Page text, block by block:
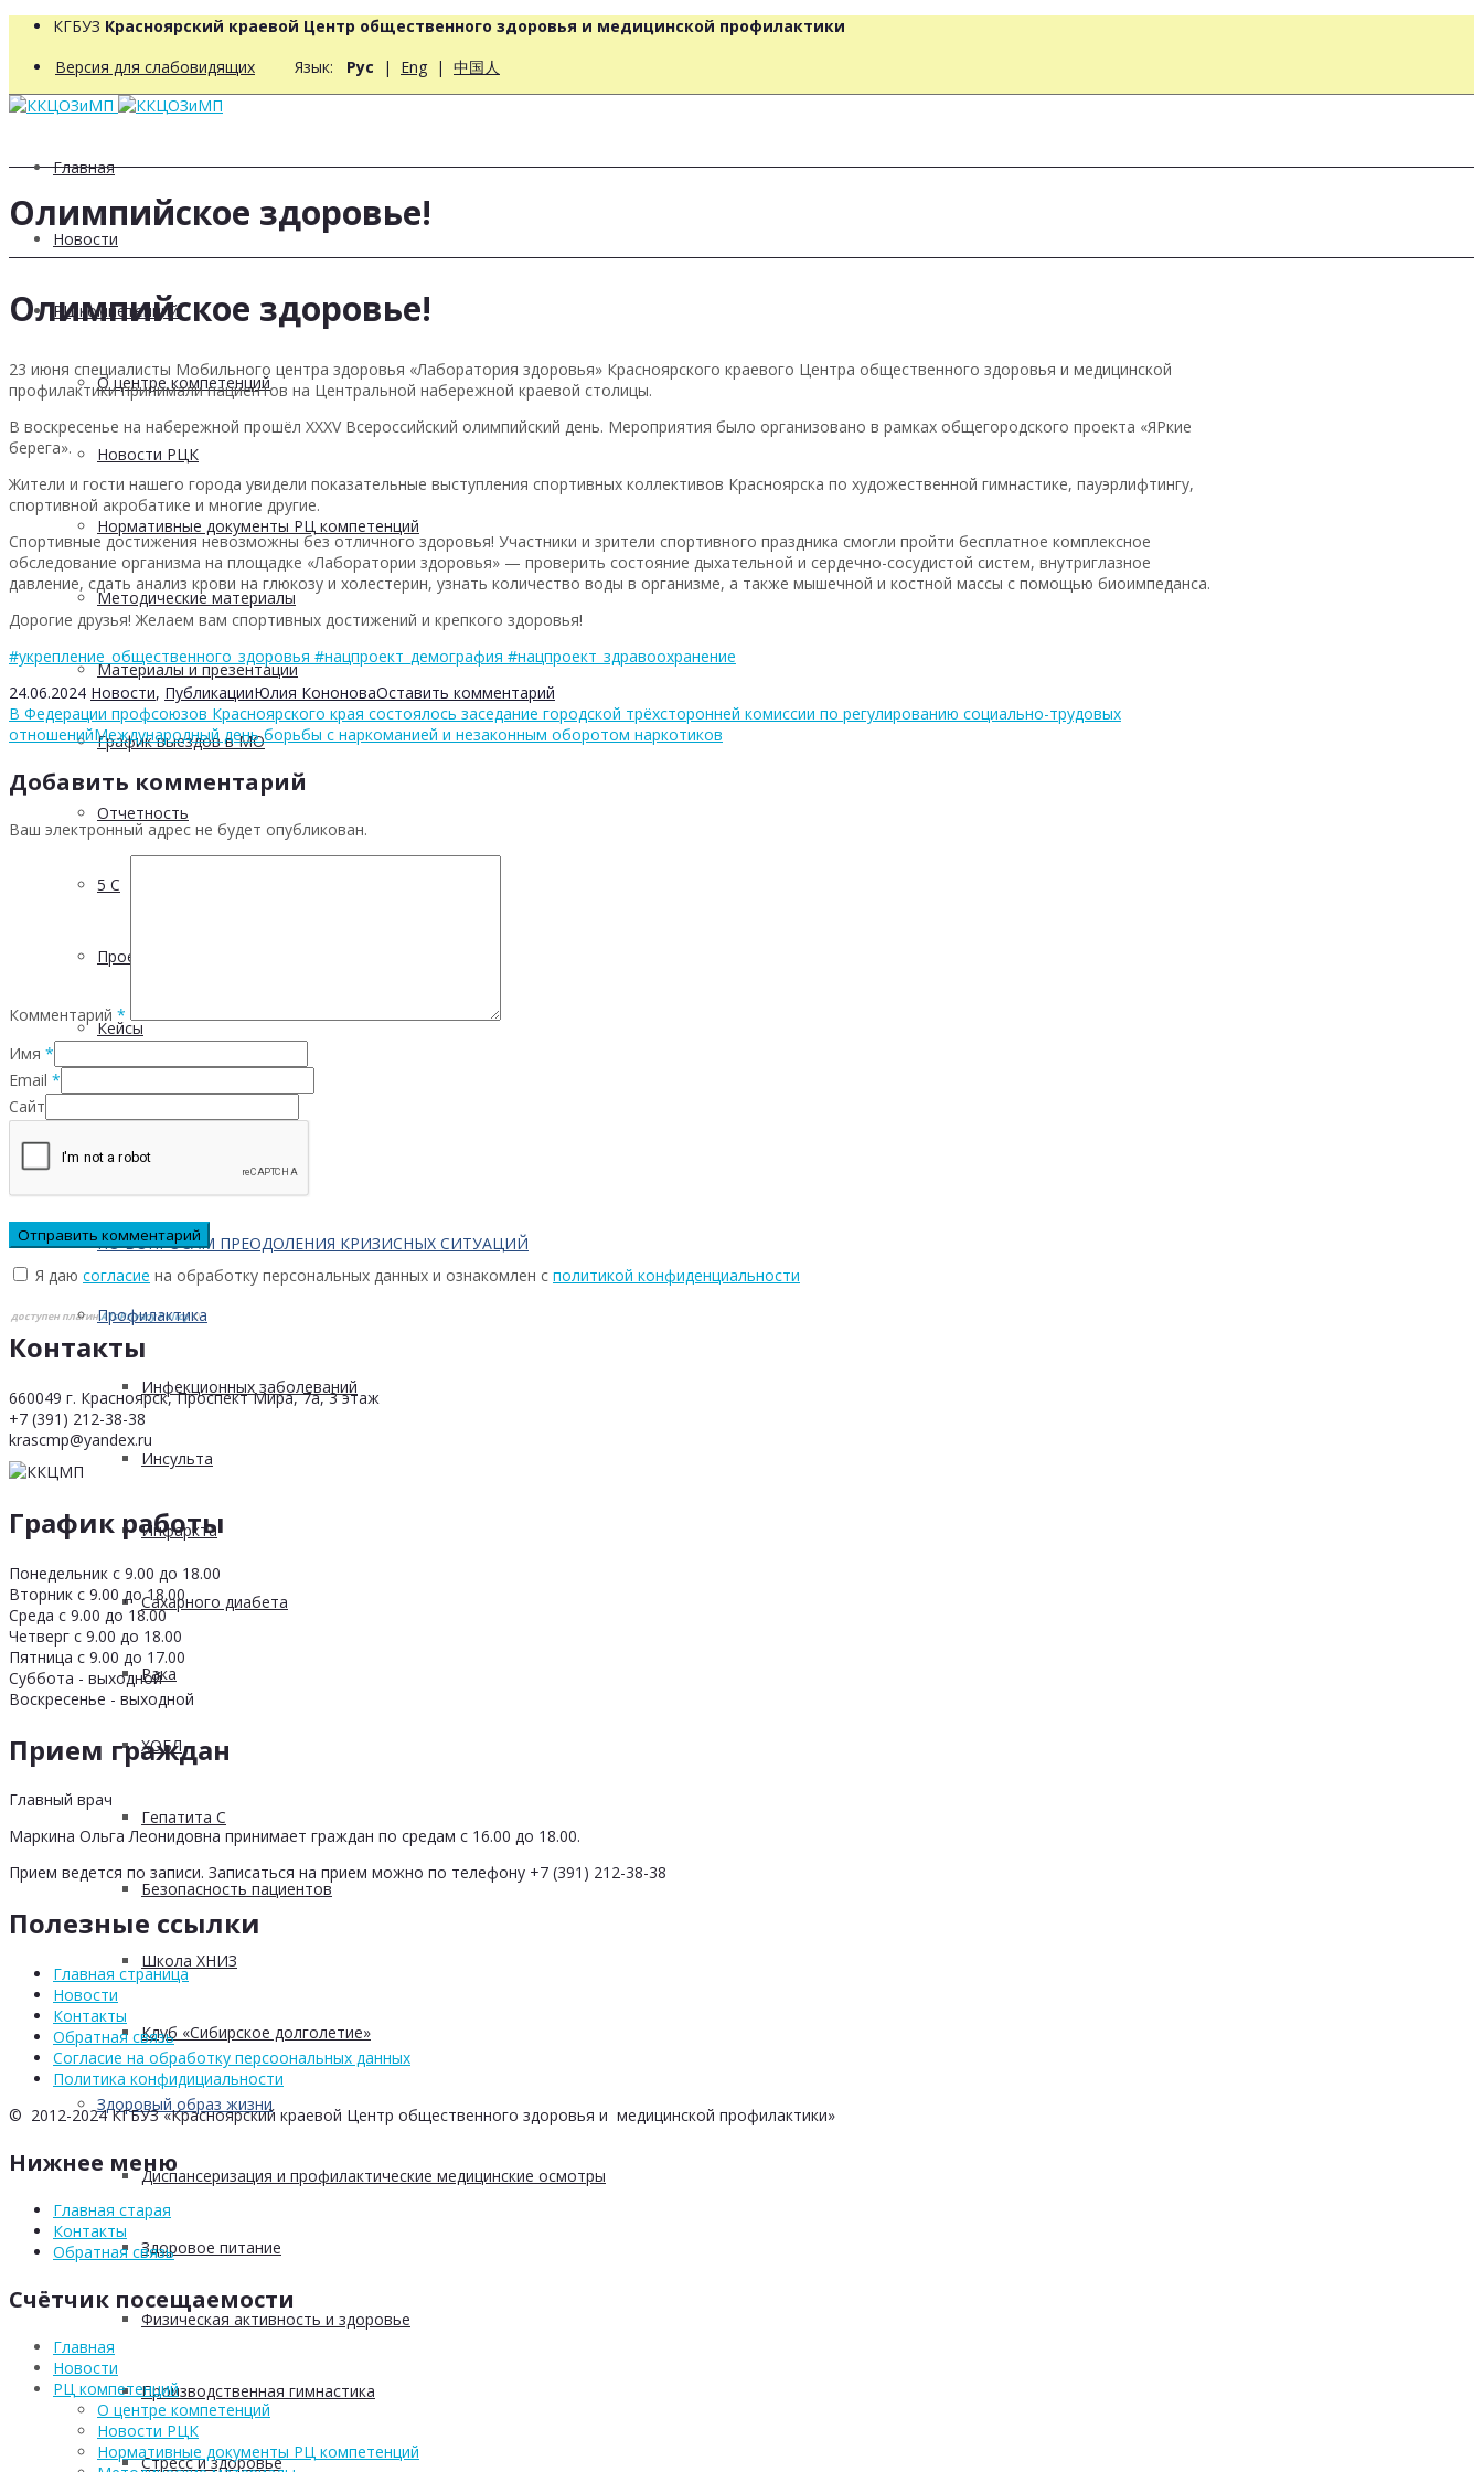
КГБУЗ Красноярский краевой Центр общественного здоровья и медицинской профилактики
Версия для слабовидящих Язык: Рус | Eng | 中国人
Главная
Новости
РЦ компетенций
О центре компетенций
Новости РЦК
Нормативные документы РЦ компетенций
Методические материалы
Материалы и презентации
График выездов в МО
Отчетность
5 С
Проектная деятельность
Кейсы
Контактная информация
ПО ВОПРОСАМ ПРЕОДОЛЕНИЯ КРИЗИСНЫХ СИТУАЦИЙ
Профилактика
Инфекционных заболеваний
Инсульта
Инфаркта
Сахарного диабета
Рака
ХОБЛ
Гепатита С
Безопасность пациентов
Школа ХНИЗ
Клуб «Сибирское долголетие»
Здоровый образ жизни
Диспансеризация и профилактические медицинские осмотры
Здоровое питание
Физическая активность и здоровье
Производственная гимнастика
Стресс и здоровье
Олимпийское здоровье!
Олимпийское здоровье!
23 июня специалисты Мобильного центра здоровья «Лаборатория здоровья» Красноярского краевого Центра общественного здоровья и медицинской
профилактики принимали пациентов на Центральной набережной краевой столицы.
В воскресенье на набережной прошёл XXXV Всероссийский олимпийский день. Мероприятия было организовано в рамках общегородского проекта «ЯРкие
берега».
Жители и гости нашего города увидели показательные выступления спортивных коллективов Красноярска по художественной гимнастике, пауэрлифтингу,
спортивной акробатике и многие другие.
Спортивные достижения невозможны без отличного здоровья! Участники и зрители спортивного праздника смогли пройти бесплатное комплексное
обследование организма на площадке «Лаборатории здоровья» — проверить состояние дыхательной и сердечно-сосудистой систем, внутриглазное
давление, сдать анализ крови на глюкозу и холестерин, узнать количество воды в организме, а также мышечной и костной массы с помощью биоимпеданса.
Дорогие друзья! Желаем вам спортивных достижений и крепкого здоровья!
#укрепление_общественного_здоровья #нацпроект_демография #нацпроект_здравоохранение
24.06.2024 Новости, ПубликацииЮлия КононоваОставить комментарий
В Федерации профсоюзов Красноярского края состоялось заседание городской трёхсторонней комиссии по регулированию социально-трудовых
отношенийМеждународный день борьбы с наркоманией и незаконным оборотом наркотиков
Добавить комментарий
Ваш электронный адрес не будет опубликован.
Комментарий *
Имя *
Email *
Сайт
Я даю согласие на обработку персональных данных и ознакомлен с политикой конфиденциальности
доступен плагинATs Privacy Policy©
Контакты
660049 г. Красноярск, Проспект Мира, 7а, 3 этаж
+7 (391) 212-38-38
krascmp@yandex.ru
График работы
Понедельник с 9.00 до 18.00
Вторник с 9.00 до 18.00
Среда с 9.00 до 18.00
Четверг с 9.00 до 18.00
Пятница с 9.00 до 17.00
Суббота - выходной
Воскресенье - выходной
Прием граждан
Главный врач
Маркина Ольга Леонидовна принимает граждан по средам с 16.00 до 18.00.
Прием ведется по записи. Записаться на прием можно по телефону +7 (391) 212-38-38
Полезные ссылки
Главная страница
Новости
Контакты
Обратная связь
Согласие на обработку персоональных данных
Политика конфидициальности
© 2012-2024 КГБУЗ «Красноярский краевой Центр общественного здоровья и медицинской профилактики»
Нижнее меню
Главная старая
Контакты
Обратная связь
Счётчик посещаемости
Главная
Новости
РЦ компетенций
О центре компетенций
Новости РЦК
Нормативные документы РЦ компетенций